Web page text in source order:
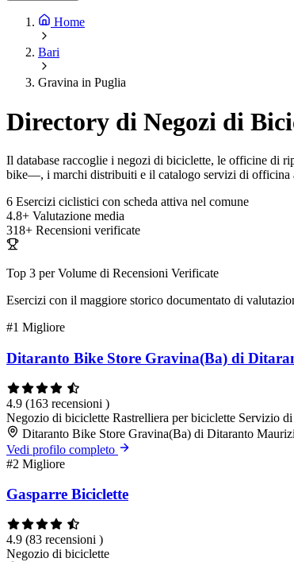
Home
Bari
Gravina in Puglia
Directory di Negozi di
Il database raccoglie i negozi di biciclette, le officine di
bike—, i marchi distribuiti e il catalogo servizi di officina
6 Esercizi ciclistici con scheda attiva nel comune
4.8+ Valutazione media
318+ Recensioni verificate
Top 3 per Volume di Recensioni Verificate
Esercizi con il maggiore storico documentato di
#1 Migliore
Ditaranto Bike Store Gravina(Ba) di
4.9 (163 recensioni )
Negozio di biciclette Rastrelliera per biciclette Servizio
Ditaranto Bike Store Gravina(Ba) di Ditaranto
Vedi profilo completo
#2 Migliore
Gasparre Biciclette
4.9 (83 recensioni )
Negozio di biciclette